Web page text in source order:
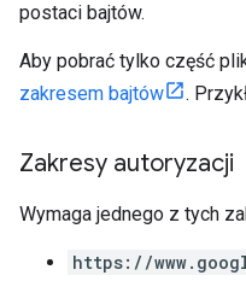
postaci bajtów.
Aby pobrać tylko część
zakresem bajtów
.
Zakresy autoryzacji
Wymaga jednego z tych
https://